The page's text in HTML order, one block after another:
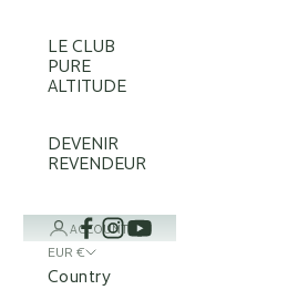
LE CLUB
PURE
ALTITUDE
DEVENIR
REVENDEUR
ACCOUNT
EUR €
Country